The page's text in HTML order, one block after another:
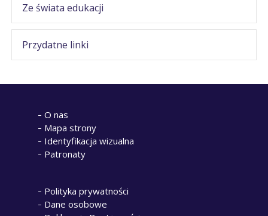
Ze świata edukacji
Przydatne linki
O nas
Mapa strony
Identyfikacja wizualna
Patronaty
Polityka prywatności
Dane osobowe